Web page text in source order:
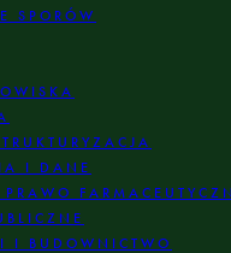
SPORÓW
I DANE
I BUDOWNICTWO